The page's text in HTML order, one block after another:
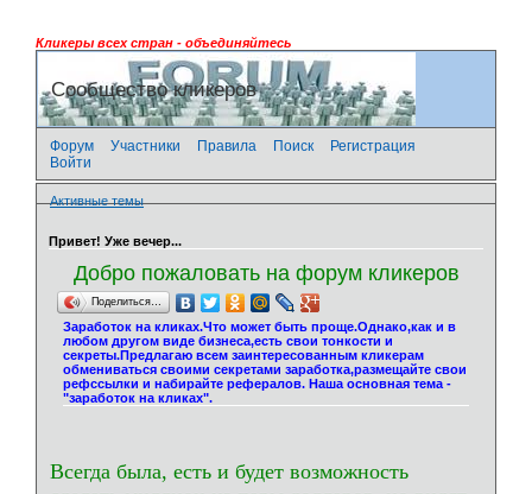
Кликеры всех стран - объединяйтесь
Сообщество кликеров
Форум Участники Правила Поиск
Регистрация
Войти
Активные темы
Привет! Уже вечер...
Добро пожаловать на форум кликеров
Поделиться…
Заработок на кликах.Что может быть проще.Однако,как и в
любом другом виде бизнеса,есть свои тонкости и
секреты.Предлагаю всем заинтересованным кликерам
обмениваться своими секретами заработка,размещайте свои
рефссылки и набирайте рефералов. Наша основная тема -
"заработок на кликах".
Всегда была, есть и будет возможность